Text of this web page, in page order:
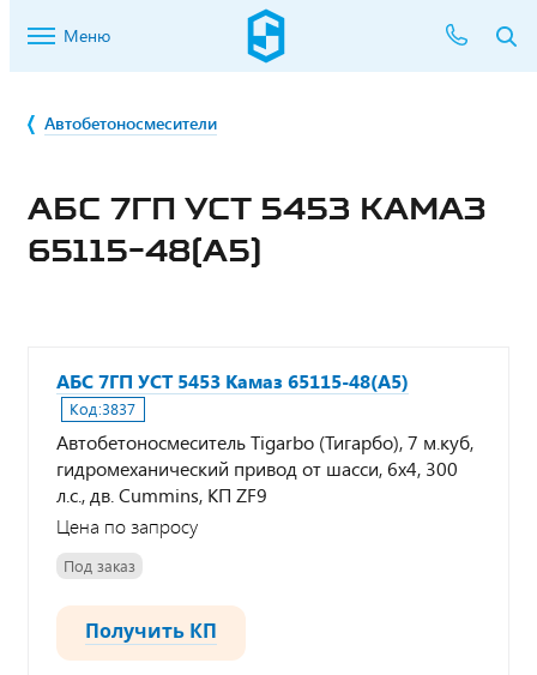
Меню
Автобетоносмесители
АБС 7ГП УСТ 5453 КАМАЗ
65115-48(А5)
АБС 7ГП УСТ 5453 Камаз 65115-48(А5)
Код:3837
Автобетоносмеситель Tigarbo (Тигарбо), 7 м.куб,
гидромеханический привод от шасси, 6х4, 300
л.с., дв. Cummins, КП ZF9
Цена по запросу
Под заказ
Получить КП